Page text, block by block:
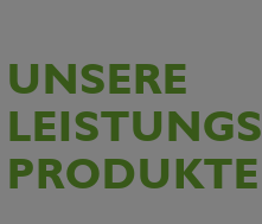
UNSERE